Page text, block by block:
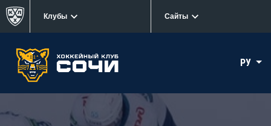
Клубы Сайты
РУ